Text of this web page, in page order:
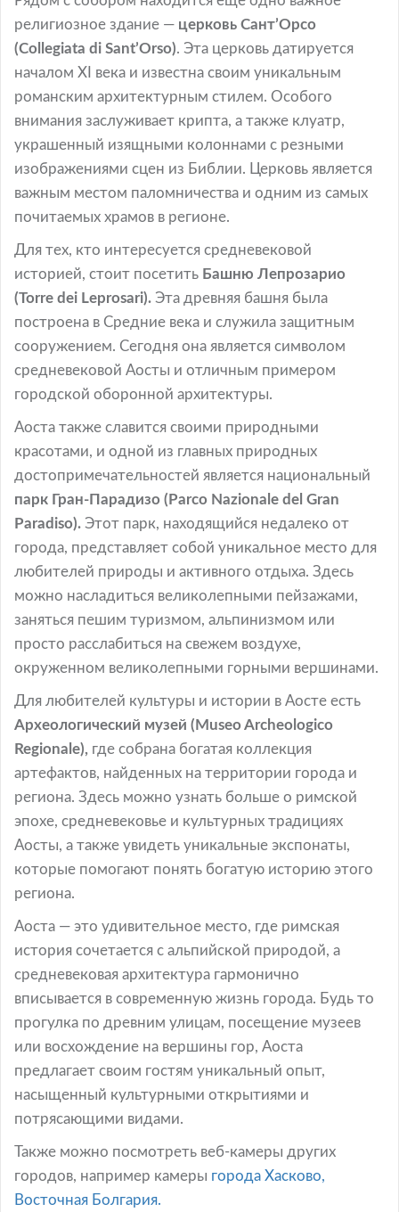
религиозное здание — церковь Сант’Орсо
(Collegiata di Sant’Orso). Эта церковь датируется
началом XI века и известна своим уникальным
романским архитектурным стилем. Особого
внимания заслуживает крипта, а также клуатр,
украшенный изящными колоннами с резными
изображениями сцен из Библии. Церковь является
важным местом паломничества и одним из самых
почитаемых храмов в регионе.
Для тех, кто интересуется средневековой
историей, стоит посетить Башню Лепрозарио
(Torre dei Leprosari). Эта древняя башня была
построена в Средние века и служила защитным
сооружением. Сегодня она является символом
средневековой Аосты и отличным примером
городской оборонной архитектуры.
Аоста также славится своими природными
красотами, и одной из главных природных
достопримечательностей является национальный
парк Гран-Парадизо (Parco Nazionale del Gran
Paradiso). Этот парк, находящийся недалеко от
города, представляет собой уникальное место для
любителей природы и активного отдыха. Здесь
можно насладиться великолепными пейзажами,
заняться пешим туризмом, альпинизмом или
просто расслабиться на свежем воздухе,
окруженном великолепными горными вершинами.
Для любителей культуры и истории в Аосте есть
Археологический музей (Museo Archeologico
Regionale), где собрана богатая коллекция
артефактов, найденных на территории города и
региона. Здесь можно узнать больше о римской
эпохе, средневековье и культурных традициях
Аосты, а также увидеть уникальные экспонаты,
которые помогают понять богатую историю этого
региона.
Аоста — это удивительное место, где римская
история сочетается с альпийской природой, а
средневековая архитектура гармонично
вписывается в современную жизнь города. Будь то
прогулка по древним улицам, посещение музеев
или восхождение на вершины гор, Аоста
предлагает своим гостям уникальный опыт,
насыщенный культурными открытиями и
потрясающими видами.
Также можно посмотреть веб-камеры других
городов, например камеры города Хасково,
Восточная Болгария.